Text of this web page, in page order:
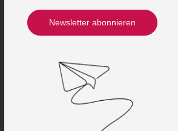
Newsletter abonnieren